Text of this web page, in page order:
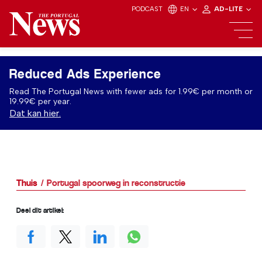
PODCAST EN AD-LITE
Reduced Ads Experience
Read The Portugal News with fewer ads for 1.99€ per month or
19.99€ per year.
Dat kan hier.
Thuis Portugal spoorweg in reconstructie
Deel dit artikel: